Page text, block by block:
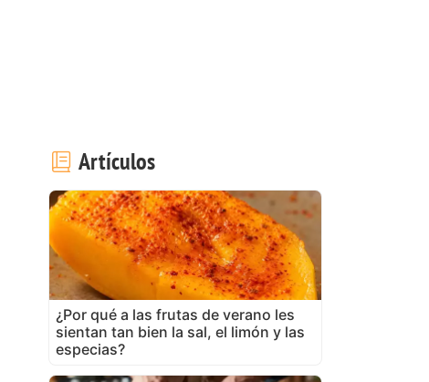
Artículos
¿Por qué a las frutas de verano les
sientan tan bien la sal, el limón y las
especias?